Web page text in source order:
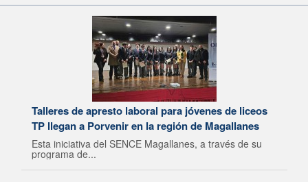
Talleres de apresto laboral para jóvenes de liceos
TP llegan a Porvenir en la región de Magallanes
Esta iniciativa del SENCE Magallanes, a través de su
programa de...